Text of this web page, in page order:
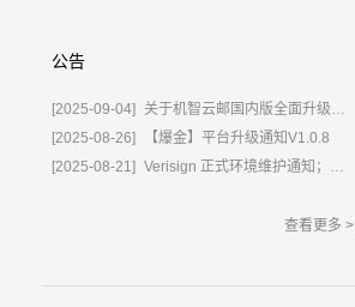
公告
[2025-09-04]
关于机智云邮国内版全面升级为%E2%80%9C鲸炫邮%E2%80%9D的通知
[2025-08-26]
【爆金】平台升级通知V1.0.8
[2025-08-21] Verisign 正式环境维护通知；含域名.com/.net
查看更多 >